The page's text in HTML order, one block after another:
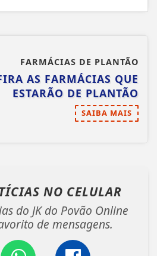
FARMÁCIAS DE PLANTÃO
AS FARMÁCIAS QUE
ESTARÃO DE PLANTÃO
SAIBA MAIS
NO CELULAR
do JK do Povão Online
de mensagens.